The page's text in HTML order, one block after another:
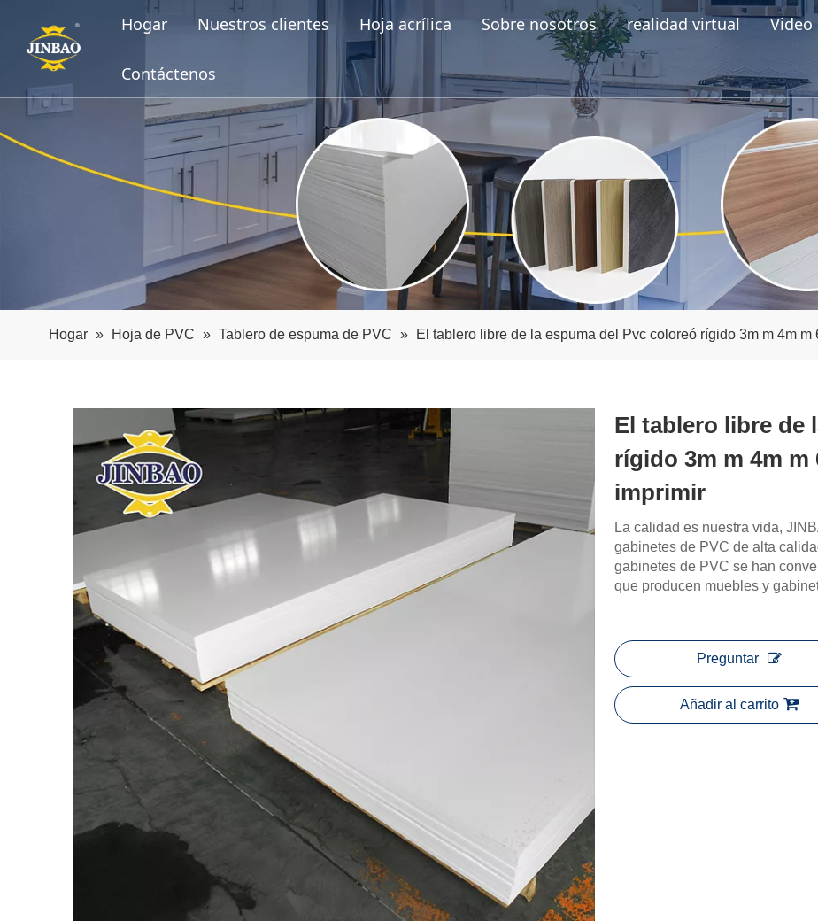
Hogar Nuestros clientes Hoja acrílica Sobre nosotros realidad virtual Video
Contáctenos
Hogar » Hoja de PVC » Tablero de espuma de PVC » El tablero libre de la espuma del Pvc coloreó rígido 3m m 4m
El tablero libre de
rígido 3m m 4m m
imprimir
La calidad es nuestra vida,
gabinetes de PVC de alta
gabinetes de PVC se han
que producen muebles y
Preguntar
Añadir al carrito